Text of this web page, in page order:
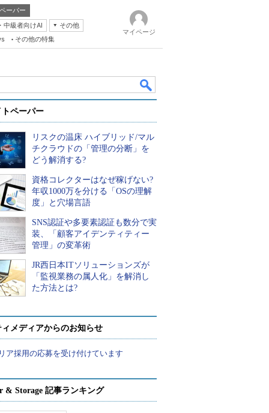
ーパー
中級者向けAI
その他
その他の特集
マイページ
ペーパー
リスクの温床 ハイブリッド/マル
チクラウドの「管理の分断」を
どう解消する?
資格コレクターはなぜ稼げない?
年収1000万を分ける「OSの理解
度」と穴場言語
SNS認証や多要素認証も数分で実
装、「顧客アイデンティティー
管理」の変革術
JR西日本ITソリューションズが
「監視業務の属人化」を解消し
た方法とは?
メディアからのお知らせ
ア採用の応募を受け付けています
& Storage 記事ランキング